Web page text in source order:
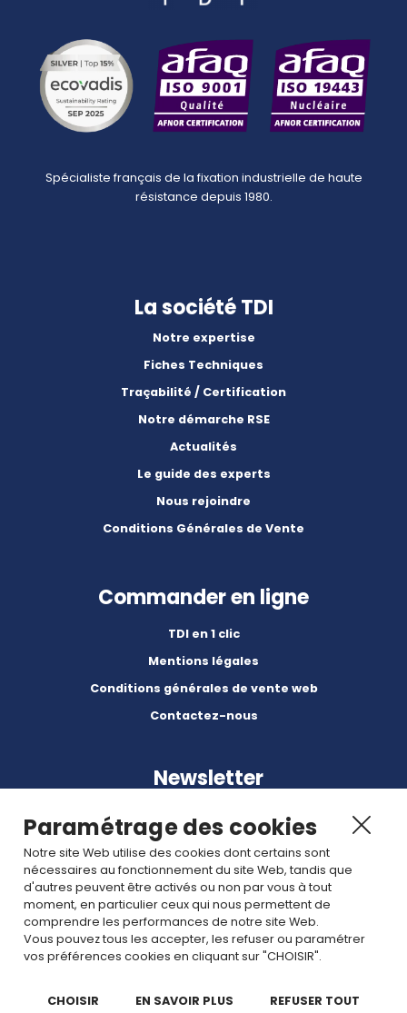
Spécialiste français de la fixation industrielle de haute
résistance depuis 1980.
La société TDI
Notre expertise
Fiches Techniques
Traçabilité / Certification
Notre démarche RSE
Actualités
Le guide des experts
Nous rejoindre
Conditions Générales de Vente
Commander en ligne
TDI en 1 clic
Mentions légales
Conditions générales de vente web
Contactez-nous
Newsletter
Abonnez-vous à nos dernières nouvelles et articles.
Rejoignez nous
Paramétrage des cookies
Notre site Web utilise des cookies dont certains sont
nécessaires au fonctionnement du site Web, tandis que
d'autres peuvent être activés ou non par vous à tout
moment, en particulier ceux qui nous permettent de
comprendre les performances de notre site Web.
Vous pouvez tous les accepter, les refuser ou paramétrer
vos préférences cookies en cliquant sur "CHOISIR".
CHOISIR EN SAVOIR PLUS REFUSER TOUT